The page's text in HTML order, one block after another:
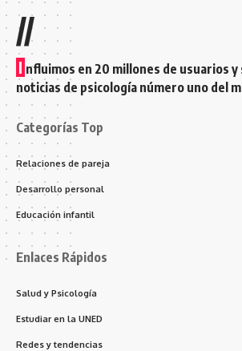
//
I nfluimos en 20 millones de usuarios y
noticias de psicología número uno del
Categorías Top
Relaciones de pareja
Desarrollo personal
Educación infantil
Enlaces Rápidos
Salud y Psicología
Estudiar en la UNED
Redes y tendencias